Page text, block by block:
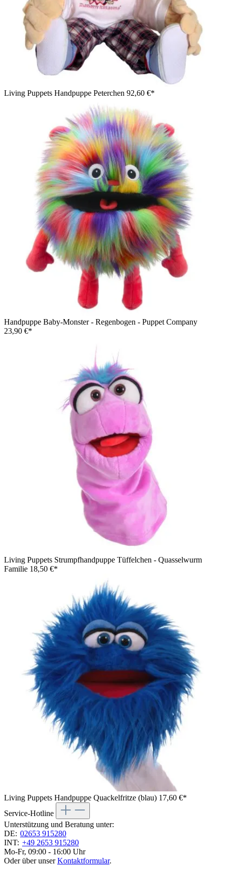
Living Puppets Handpuppe Fabian in der Rückansicht mit
Karohemd und Strubbelhaar
Living Puppets Handpuppe Peterchen 92,60 €*
Handpuppe Baby-Monster - Regenbogen - Puppet Company
23,90 €*
Living Puppets Strumpfhandpuppe Tüffelchen - Quasselwurm
Familie 18,50 €*
Living Puppets Handpuppe Quackelfritze (blau) 17,60 €*
Service-Hotline
Unterstützung und Beratung unter:
DE: 02653 915280
INT: +49 2653 915280
Mo-Fr, 09:00 - 16:00 Uhr
Oder über unserKontaktformular.